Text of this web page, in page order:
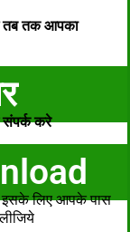
तब तक आपका
संपर्क करे
इसके लिए आपके पास